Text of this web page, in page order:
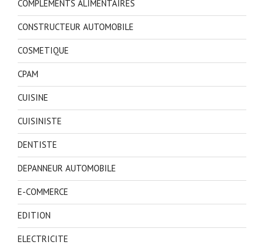
COMPLEMENTS ALIMENTAIRES
CONSTRUCTEUR AUTOMOBILE
COSMETIQUE
CPAM
CUISINE
CUISINISTE
DENTISTE
DEPANNEUR AUTOMOBILE
E-COMMERCE
EDITION
ELECTRICITE